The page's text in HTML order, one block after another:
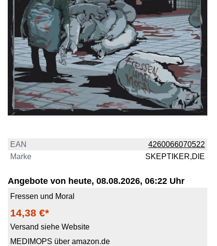
EAN
4260066070522
Marke
SKEPTIKER,DIE
Angebote von heute, 08.08.2026, 06:22 Uhr
Fressen und Moral
14,38 €*
Versand siehe Website
MEDIMOPS über amazon.de